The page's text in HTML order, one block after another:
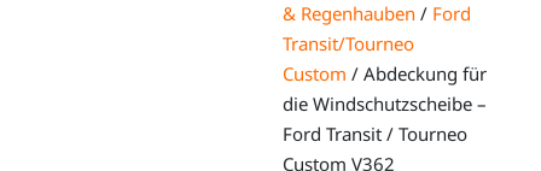
& Regenhauben / Ford
Transit/Tourneo
Custom / Abdeckung für
die Windschutzscheibe –
Ford Transit / Tourneo
Custom V362